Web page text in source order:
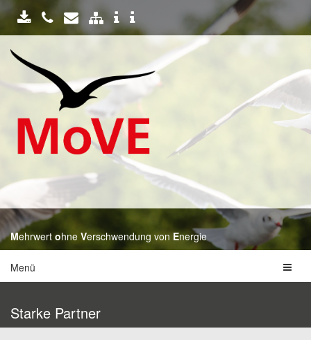
Mehrwert ohne Verschwendung vonEnergie
Menü
Starke Partner